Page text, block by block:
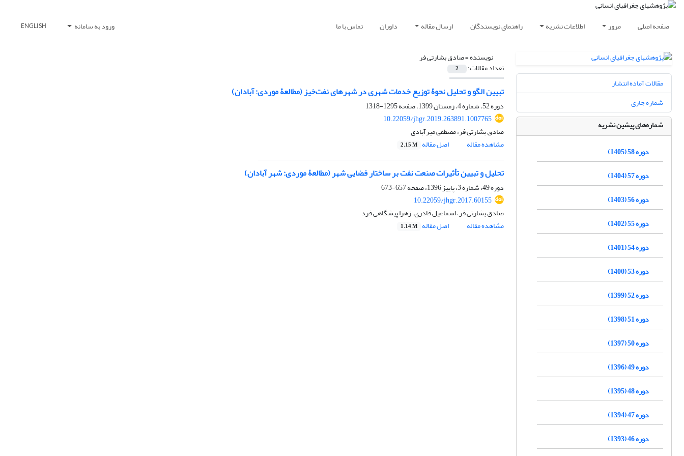
صفحه اصلی مرور اطلاعات نشریه راهنمای نویسندگان ارسال مقاله داوران تماس با ما ورود به سامانه ENGLISH
نویسنده =صادق بشارتی فر
تعداد مقالات: 2
تبیین الگو و تحلیل نحوۀ توزیع خدمات شهری در شهرهای نفت‌خیز (مطالعۀ موردی: آبادان)
دوره 52، شماره 4، زمستان 1399، صفحه
1295-1318
10.22059/jhgr.2019.263891.1007765
صادق بشارتی فر، مصطفی میرآبادی
مشاهده مقاله
اصل مقاله 2.15 M
تحلیل و تبیین تأثیرات صنعت نفت بر ساختار فضایی شهر (مطالعۀ موردی: شهر آبادان)
دوره 49، شماره 3، پاییز 1396، صفحه
657-673
10.22059/jhgr.2017.60155
صادق بشارتی فر، اسماعیل قادری، زهرا پیشگاهی فرد
مشاهده مقاله
اصل مقاله 1.14 M
مقالات آماده انتشار
شماره جاری
شماره‌های پیشین نشریه
دوره 58 (1405)
دوره 57 (1404)
دوره 56 (1403)
دوره 55 (1402)
دوره 54 (1401)
دوره 53 (1400)
دوره 52 (1399)
دوره 51 (1398)
دوره 50 (1397)
دوره 49 (1396)
دوره 48 (1395)
دوره 47 (1394)
دوره 46 (1393)